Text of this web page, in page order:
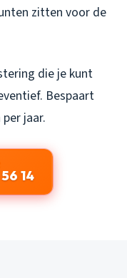
zitten voor de
die je kunt
Bespaart
jaar.
14